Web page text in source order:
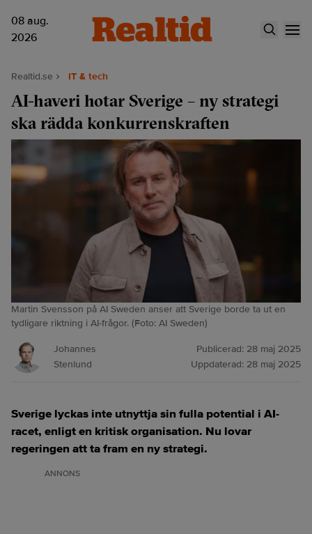
08 aug.
2026
Realtid.se IT & tech
AI-haveri hotar Sverige – ny strategi
ska rädda konkurrenskraften
Martin Svensson på AI Sweden anser att Sverige borde ta ut en
tydligare riktning i AI-frågor. (Foto: AI Sweden)
Johannes
Stenlund
Publicerad: 28 maj 2025
Uppdaterad: 28 maj 2025
Sverige lyckas inte utnyttja sin fulla potential i AI-
racet, enligt en kritisk organisation. Nu lovar
regeringen att ta fram en ny strategi.
ANNONS